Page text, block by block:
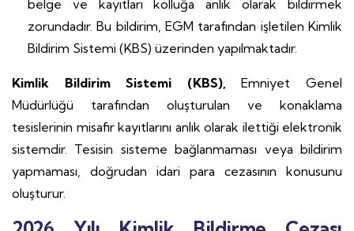
belge ve kayıtları kolluğa anlık olarak bildirmek
zorundadır. Bu bildirim, EGM tarafından işletilen Kimlik
Bildirim Sistemi (KBS) üzerinden yapılmaktadır.
Kimlik Bildirim Sistemi (KBS),Emniyet Genel
Müdürlüğü tarafından oluşturulan ve konaklama
tesislerinin misafir kayıtlarını anlık olarak ilettiği elektronik
sistemdir. Tesisin sisteme bağlanmaması veya bildirim
yapmaması, doğrudan idari para cezasının konusunu
oluşturur.